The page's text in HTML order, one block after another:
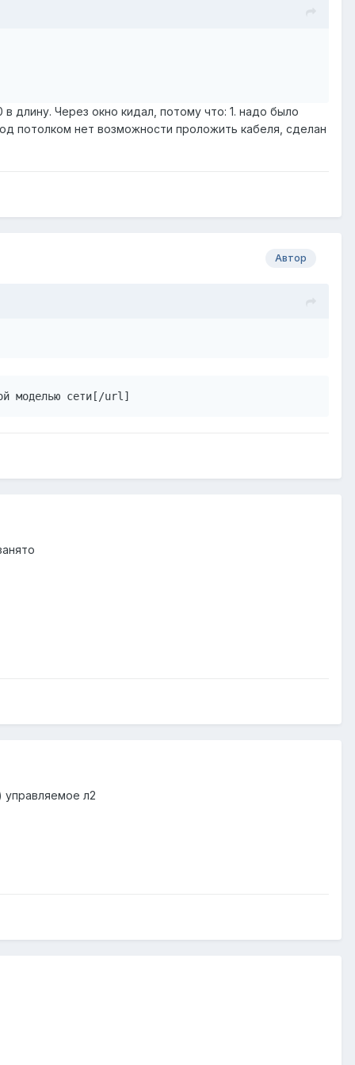
длину. Через окно кидал, потому что: 1. надо было
потолком нет возможности проложить кабеля, сделан
Автор
моделью сети[/url]
управляемое л2